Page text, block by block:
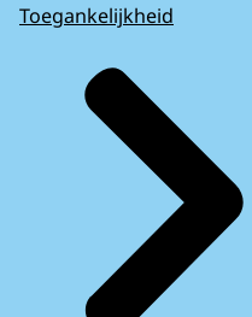
Toegankelijkheid